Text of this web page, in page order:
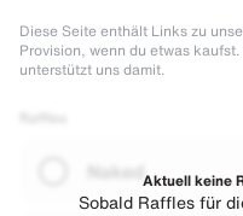
Diese Seite enthält Links zu
Provision, wenn du etwas
unterstützt uns damit.
Naked Aktuell keine
Sobald Raffles für